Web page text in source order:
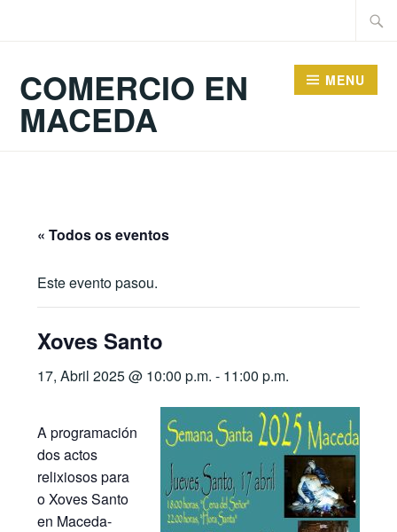
COMERCIO EN
MACEDA
MENU
« Todos os eventos
Este evento pasou.
Xoves Santo
17, Abril 2025 @ 10:00 p.m. - 11:00 p.m.
A programación
dos actos
relixiosos para
o Xoves Santo
en Maceda-